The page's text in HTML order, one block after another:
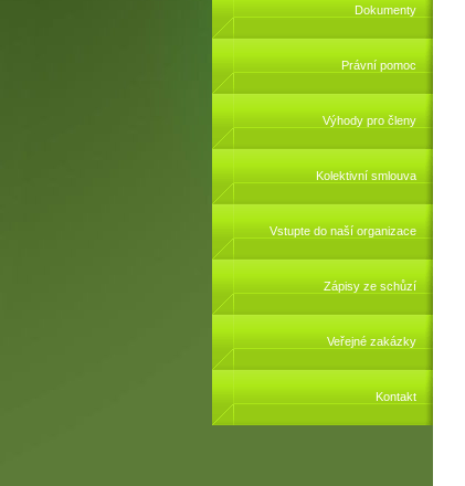
Dokumenty
Právní pomoc
Výhody pro členy
Kolektivní smlouva
Vstupte do naší organizace
Zápisy ze schůzí
Veřejné zakázky
Kontakt